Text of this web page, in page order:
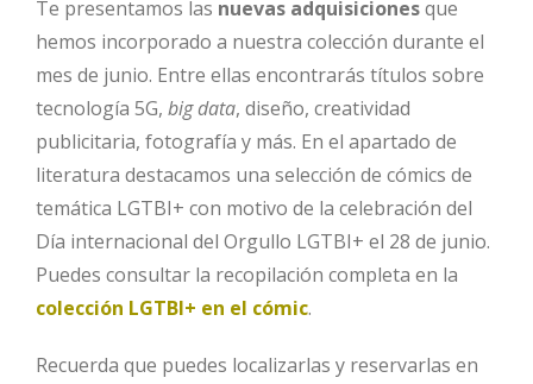
Te presentamos las nuevas adquisicionesque
hemos incorporado a nuestra colección durante el
mes de junio. Entre ellas encontrarás títulos sobre
tecnología 5G, big data, diseño, creatividad
publicitaria, fotografía y más. En el apartado de
literatura destacamos una selección de cómics de
temática LGTBI+ con motivo de la celebración del
Día internacional del Orgullo LGTBI+ el 28 de junio.
Puedes consultar la recopilación completa en la
colección LGTBI+ en el cómic.
Recuerda que puedes localizarlas y reservarlas en